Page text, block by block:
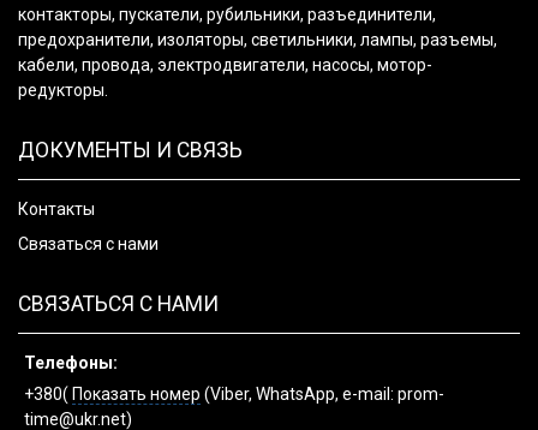
контакторы, пускатели, рубильники, разъединители,
предохранители, изоляторы, светильники, лампы, разъемы,
кабели, провода, электродвигатели, насосы, мотор-
редукторы.
ДОКУМЕНТЫ И СВЯЗЬ
Контакты
Связаться с нами
СВЯЗАТЬСЯ С НАМИ
Телефоны:
+380( Показать номер (Viber, WhatsApp, e-mail: prom-
time@ukr.net)